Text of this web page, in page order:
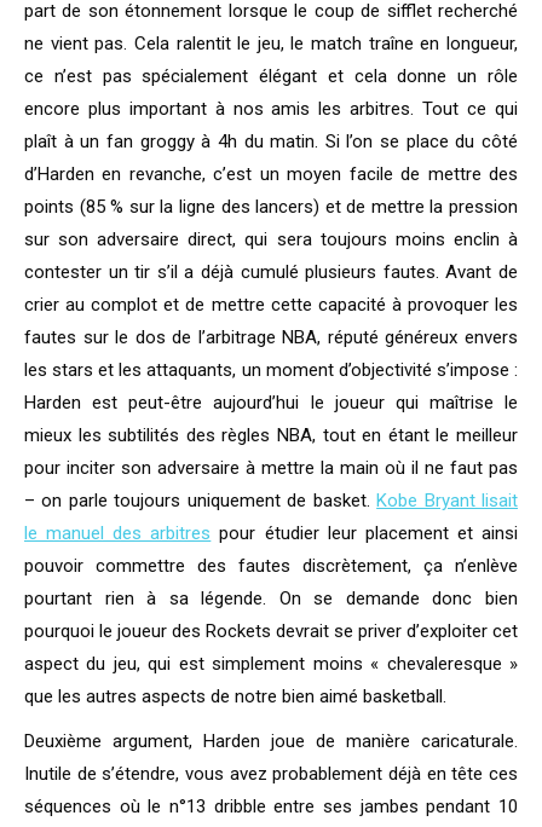
part de son étonnement lorsque le coup de sifflet recherché
ne vient pas. Cela ralentit le jeu, le match traîne en longueur,
ce n’est pas spécialement élégant et cela donne un rôle
encore plus important à nos amis les arbitres. Tout ce qui
plaît à un fan groggy à 4h du matin. Si l’on se place du côté
d’Harden en revanche, c’est un moyen facile de mettre des
points (85 % sur la ligne des lancers) et de mettre la pression
sur son adversaire direct, qui sera toujours moins enclin à
contester un tir s’il a déjà cumulé plusieurs fautes. Avant de
crier au complot et de mettre cette capacité à provoquer les
fautes sur le dos de l’arbitrage NBA, réputé généreux envers
les stars et les attaquants, un moment d’objectivité s’impose :
Harden est peut-être aujourd’hui le joueur qui maîtrise le
mieux les subtilités des règles NBA, tout en étant le meilleur
pour inciter son adversaire à mettre la main où il ne faut pas
– on parle toujours uniquement de basket.Kobe Bryant lisait
le manuel des arbitres pour étudier leur placement et ainsi
pouvoir commettre des fautes discrètement, ça n’enlève
pourtant rien à sa légende. On se demande donc bien
pourquoi le joueur des Rockets devrait se priver d’exploiter cet
aspect du jeu, qui est simplement moins « chevaleresque »
que les autres aspects de notre bien aimé basketball.
Deuxième argument, Harden joue de manière caricaturale.
Inutile de s’étendre, vous avez probablement déjà en tête ces
séquences où le n°13 dribble entre ses jambes pendant 10